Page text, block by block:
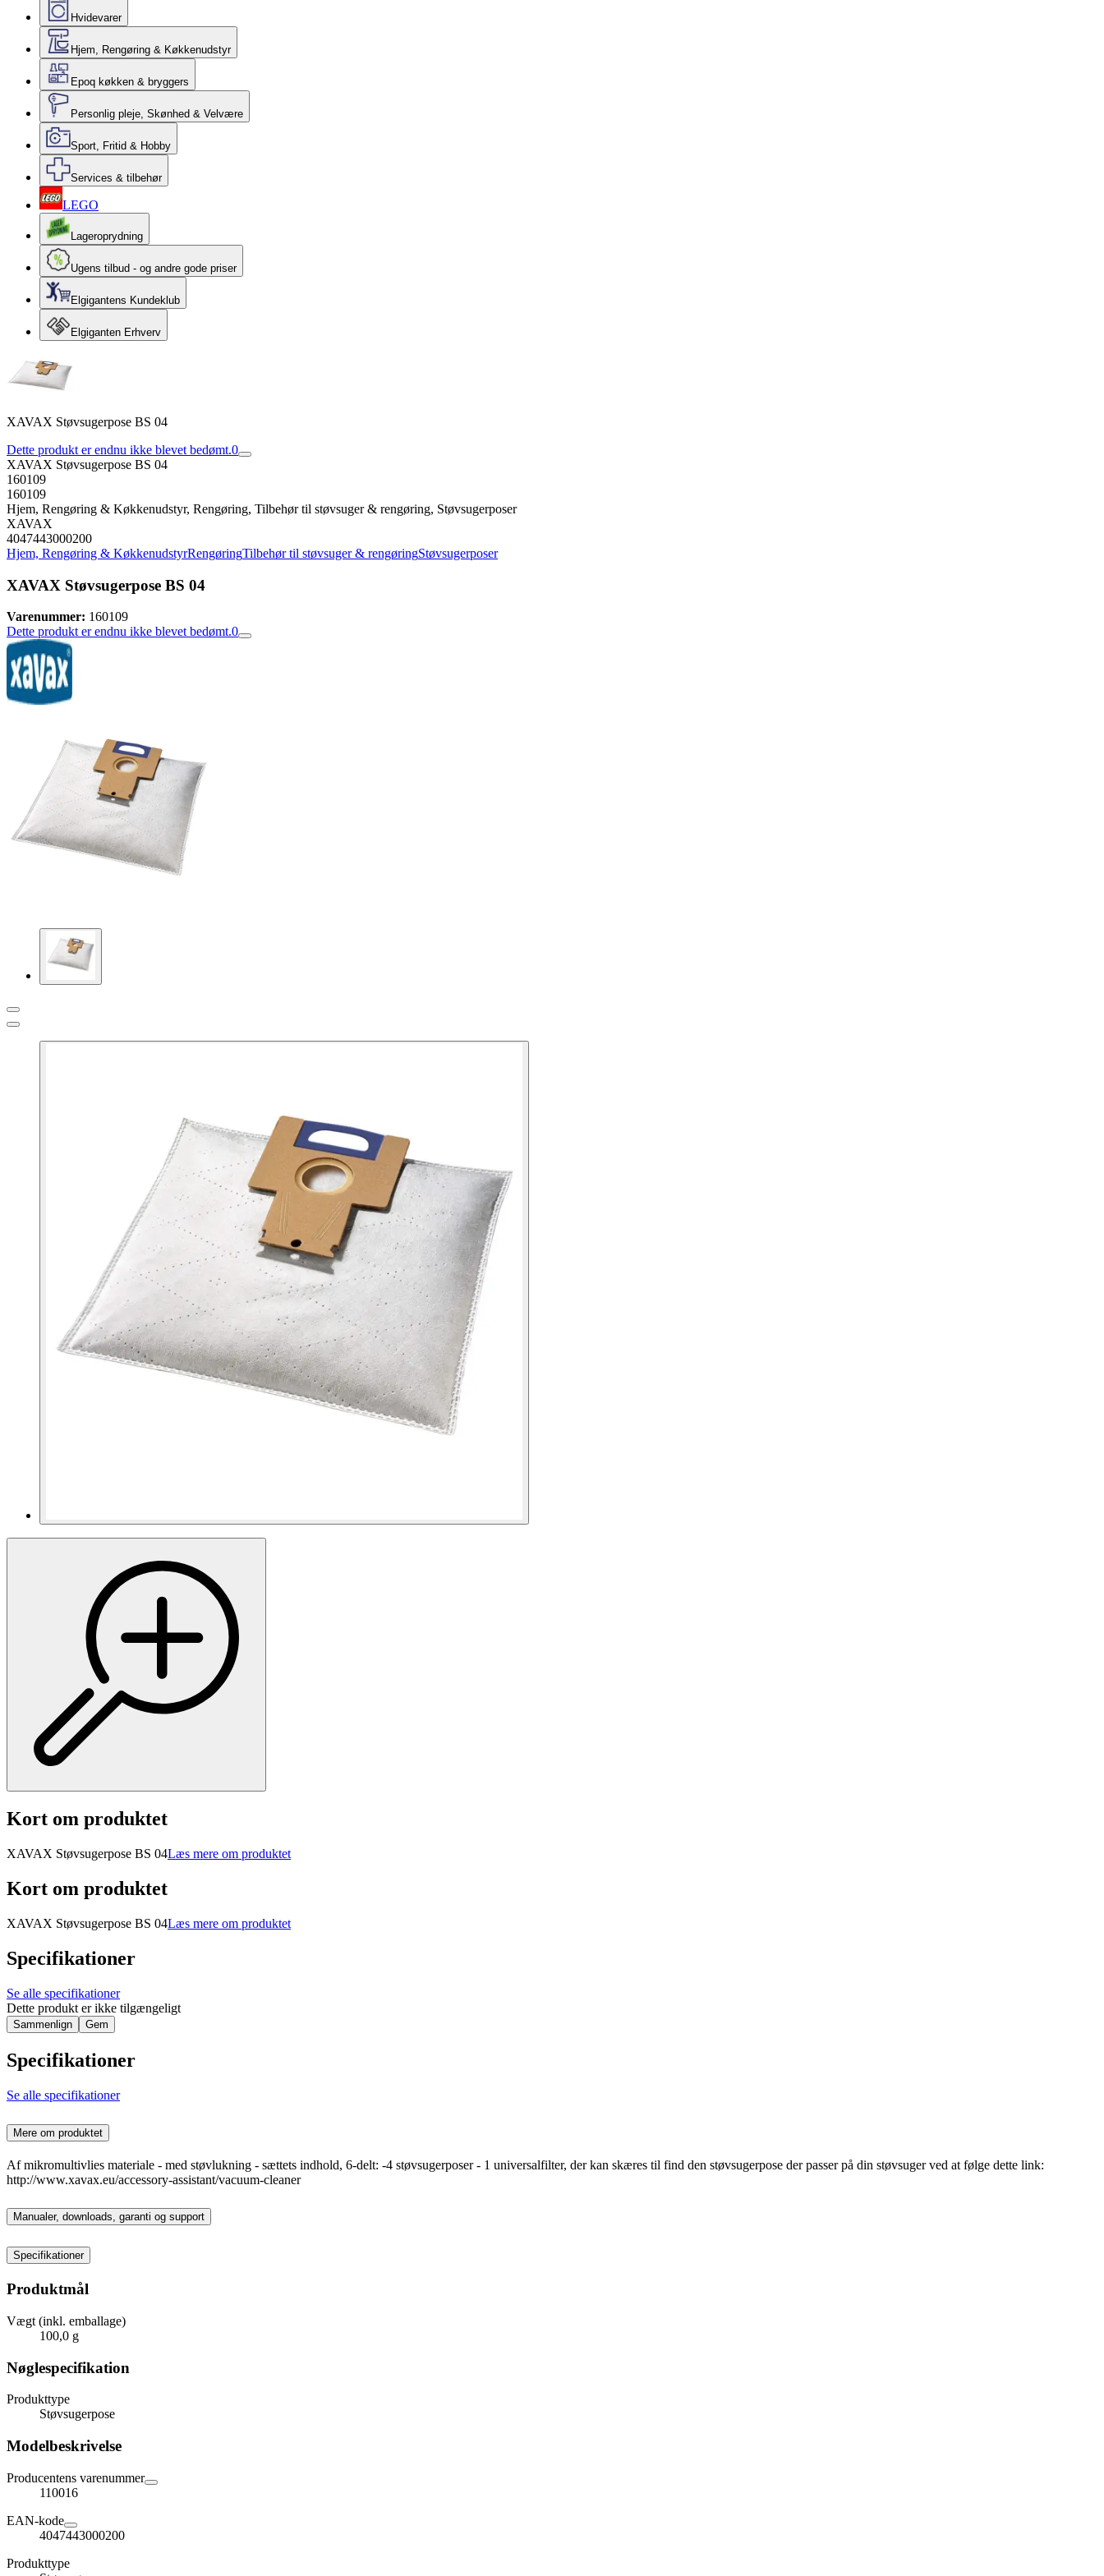
Hvidevarer
Hjem, Rengøring & Køkkenudstyr
Epoq køkken & bryggers
Personlig pleje, Skønhed & Velvære
Sport, Fritid & Hobby
Services & tilbehør
LEGO
Lageroprydning
Ugens tilbud - og andre gode priser
Elgigantens Kundeklub
Elgiganten Erhverv
XAVAX Støvsugerpose BS 04
Dette produkt er endnu ikke blevet bedømt.0
XAVAX Støvsugerpose BS 04
160109
160109
Hjem, Rengøring & Køkkenudstyr, Rengøring, Tilbehør til støvsuger & rengøring, Støvsugerposer
XAVAX
4047443000200
Hjem, Rengøring & KøkkenudstyrRengøringTilbehør til støvsuger & rengøringStøvsugerposer
XAVAX Støvsugerpose BS 04
Varenummer: 160109
Dette produkt er endnu ikke blevet bedømt.0
Kort om produktet
XAVAX Støvsugerpose BS 04Læs mere om produktet
Kort om produktet
XAVAX Støvsugerpose BS 04Læs mere om produktet
Specifikationer
Se alle specifikationer
Dette produkt er ikke tilgængeligt
Sammenlign Gem
Specifikationer
Se alle specifikationer
Mere om produktet
Af mikromultivlies materiale - med støvlukning - sættets indhold, 6-delt: -4 støvsugerposer - 1 universalfilter, der kan skæres til find den støvsugerpose der passer på din støvsuger ved at følge dette link:
http://www.xavax.eu/accessory-assistant/vacuum-cleaner
Manualer, downloads, garanti og support
Specifikationer
Produktmål
Vægt (inkl. emballage)
100,0 g
Nøglespecifikation
Produkttype
Støvsugerpose
Modelbeskrivelse
Producentens varenummer
110016
EAN-kode
4047443000200
Produkttype